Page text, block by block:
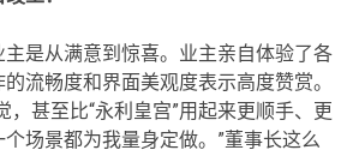
是从满意到惊喜。业主亲自体验了各
流畅度和界面美观度表示高度赞赏。
，甚至比“永利皇宫”用起来更顺手、更
场景都为我量身定做。”董事长这么